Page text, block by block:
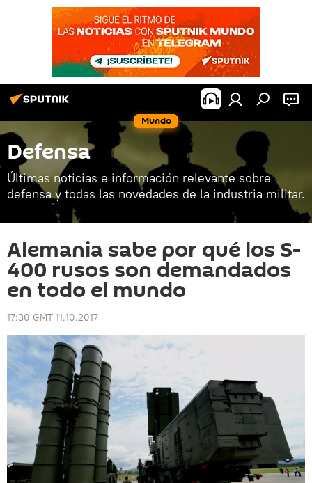
Mundo
Defensa
Últimas noticias e información relevante sobre
defensa y todas las novedades de la industria militar.
Alemania sabe por qué los S-
400 rusos son demandados
en todo el mundo
17:30 GMT 11.10.2017